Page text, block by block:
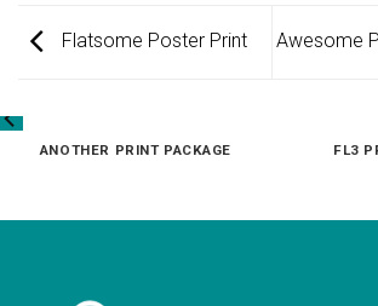
Flatsome Poster Print Awesome
ANOTHER PRINT PACKAGE FL3